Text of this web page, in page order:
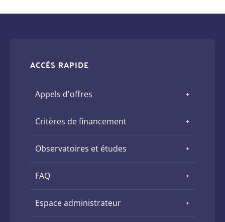
ACCÈS RAPIDE
Appels d'offres
Critères de financement
Observatoires et études
FAQ
Espace administrateur